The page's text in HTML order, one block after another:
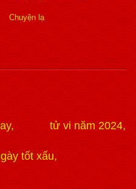
Chuyện lạ
tử vi năm 2024
tốt xấu